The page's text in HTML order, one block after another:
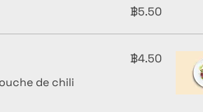
฿5.50
de chili
฿4.50